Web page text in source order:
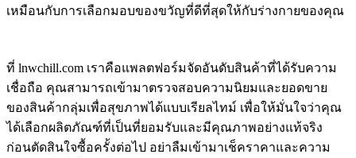
เหมือนกับการเลือกมอบของขวัญที่ดีที่สุดให้กับร่างกายของคุณ
ที่ lnwchill.com เราคือแพลตฟอร์มจัดอันดับสินค้าที่ได้รับความ
เชื่อถือ คุณสามารถเข้ามาตรวจสอบความนิยมและยอดขาย
ของสินค้ากลุ่มเพื่อสุขภาพได้แบบเรียลไทม์ เพื่อให้มั่นใจว่าคุณ
ได้เลือกผลิตภัณฑ์ที่เป็นที่ยอมรับและมีคุณภาพอย่างแท้จริง
ก่อนตัดสินใจซื้อครั้งต่อไป อย่าลืมเข้ามาเช็คราคาและความ